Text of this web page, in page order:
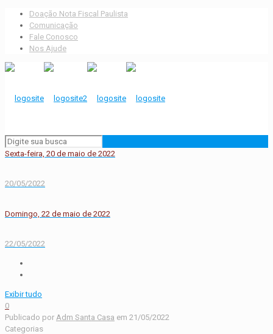
Doação Nota Fiscal Paulista
Comunicação
Fale Conosco
Nos Ajude
Sexta-feira, 20 de maio de 2022
20/05/2022
Domingo, 22 de maio de 2022
22/05/2022
Exibir tudo
0
Publicado por Adm Santa Casa em 21/05/2022
Categorias